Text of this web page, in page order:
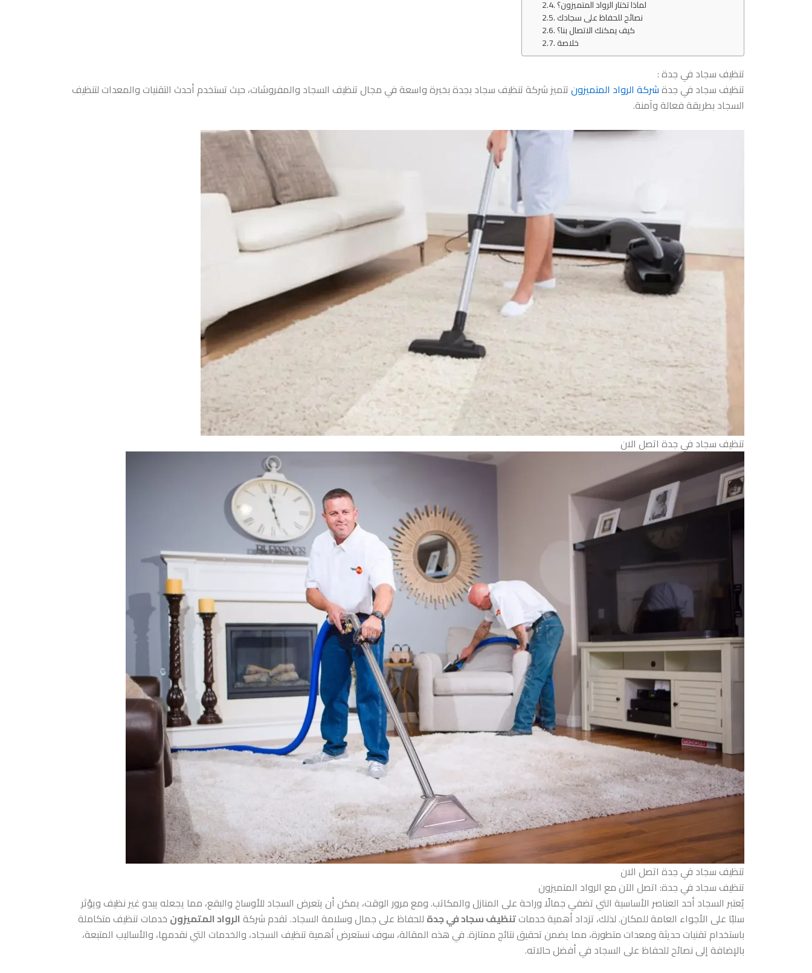
لماذا تختار الرواد المتميزون؟
نصائح للحفاظ على سجادك
كيف يمكنك الاتصال بنا؟
خلاصة
تنظيف سجاد في جدة :
تنظيف سجاد في جدةشركة الرواد المتميزونتتميز شركة تنظيف سجاد بجدة بخبرة واسعة في مجال تنظيف السجاد والمفروشات، حيث تستخدم أحدث التقنيات والمعدات لتنظيف
السجاد بطريقة فعالة وآمنة.
تنظيف سجاد في جدة اتصل الان
تنظيف سجاد في جدة اتصل الان
تنظيف سجاد في جدة: اتصل الآن مع الرواد المتميزون
يُعتبر السجاد أحد العناصر الأساسية التي تضفي جمالًا وراحة على المنازل والمكاتب. ومع مرور الوقت، يمكن أن يتعرض السجاد للأوساخ والبقع، مما يجعله يبدو غير نظيف ويؤثر
سلبًا على الأجواء العامة للمكان. لذلك، تزداد أهمية خدماتتنظيف سجاد في جدة للحفاظ على جمال وسلامة السجاد. تقدم شركة الرواد المتميزون خدمات تنظيف متكاملة
باستخدام تقنيات حديثة ومعدات متطورة، مما يضمن تحقيق نتائج ممتازة. في هذه المقالة، سوف نستعرض أهمية تنظيف السجاد، والخدمات التي نقدمها، والأساليب المتبعة،
بالإضافة إلى نصائح للحفاظ على السجاد في أفضل حالاته.